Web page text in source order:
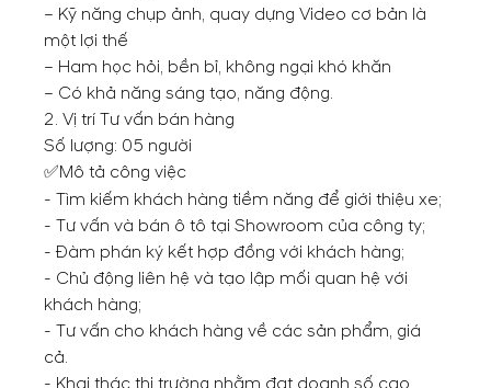
– Kỹ năng chụp ảnh, quay dựng Video cơ bản là
một lợi thế
– Ham học hỏi, bền bỉ, không ngại khó khăn
– Có khả năng sáng tạo, năng động.
2. Vị trí Tư vấn bán hàng
Số lượng: 05 người
✅Mô tả công việc
- Tìm kiếm khách hàng tiềm năng để giới thiệu xe;
- Tư vấn và bán ô tô tại Showroom của công ty;
- Đàm phán ký kết hợp đồng với khách hàng;
- Chủ động liên hệ và tạo lập mối quan hệ với
khách hàng;
- Tư vấn cho khách hàng về các sản phẩm, giá
cả.
- Khai thác thị trường nhằm đạt doanh số cao